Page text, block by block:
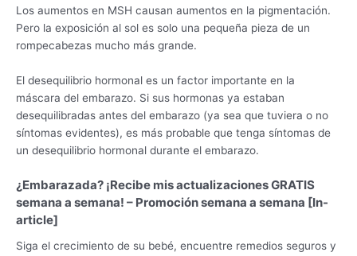
Los aumentos en MSH causan aumentos en la pigmentación.
Pero la exposición al sol es solo una pequeña pieza de un
rompecabezas mucho más grande.
El desequilibrio hormonal es un factor importante en la
máscara del embarazo. Si sus hormonas ya estaban
desequilibradas antes del embarazo (ya sea que tuviera o no
síntomas evidentes), es más probable que tenga síntomas de
un desequilibrio hormonal durante el embarazo.
¿Embarazada? ¡Recibe mis actualizaciones GRATIS
semana a semana! – Promoción semana a semana [In-
article]
Siga el crecimiento de su bebé, encuentre remedios seguros y